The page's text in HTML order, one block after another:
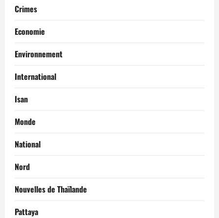
Crimes
Economie
Environnement
International
Isan
Monde
National
Nord
Nouvelles de Thaïlande
Pattaya